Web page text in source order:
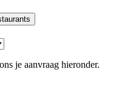
je aanvraag hieronder.